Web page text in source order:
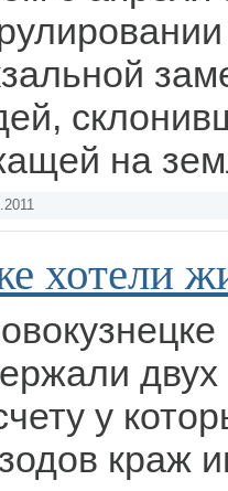
на
хотели
у
краж